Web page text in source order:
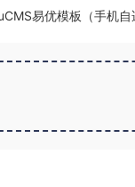
易优模板（手机自